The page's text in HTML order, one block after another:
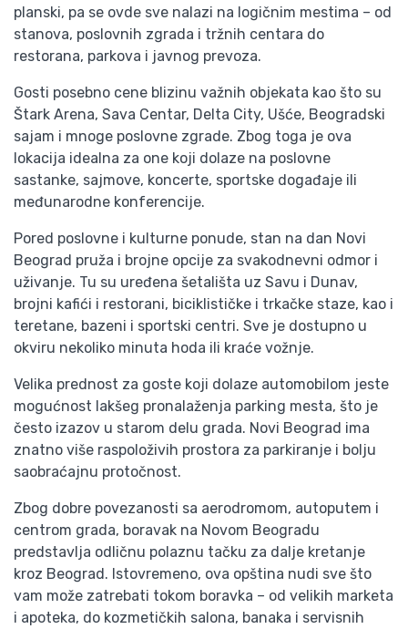
planski, pa se ovde sve nalazi na logičnim mestima – od
stanova, poslovnih zgrada i tržnih centara do
restorana, parkova i javnog prevoza.
Gosti posebno cene blizinu važnih objekata kao što su
Štark Arena, Sava Centar, Delta City, Ušće, Beogradski
sajam i mnoge poslovne zgrade. Zbog toga je ova
lokacija idealna za one koji dolaze na poslovne
sastanke, sajmove, koncerte, sportske događaje ili
međunarodne konferencije.
Pored poslovne i kulturne ponude, stan na dan Novi
Beograd pruža i brojne opcije za svakodnevni odmor i
uživanje. Tu su uređena šetališta uz Savu i Dunav,
brojni kafići i restorani, biciklističke i trkačke staze, kao i
teretane, bazeni i sportski centri. Sve je dostupno u
okviru nekoliko minuta hoda ili kraće vožnje.
Velika prednost za goste koji dolaze automobilom jeste
mogućnost lakšeg pronalaženja parking mesta, što je
često izazov u starom delu grada. Novi Beograd ima
znatno više raspoloživih prostora za parkiranje i bolju
saobraćajnu protočnost.
Zbog dobre povezanosti sa aerodromom, autoputem i
centrom grada, boravak na Novom Beogradu
predstavlja odličnu polaznu tačku za dalje kretanje
kroz Beograd. Istovremeno, ova opština nudi sve što
vam može zatrebati tokom boravka – od velikih marketa
i apoteka, do kozmetičkih salona, banaka i servisnih